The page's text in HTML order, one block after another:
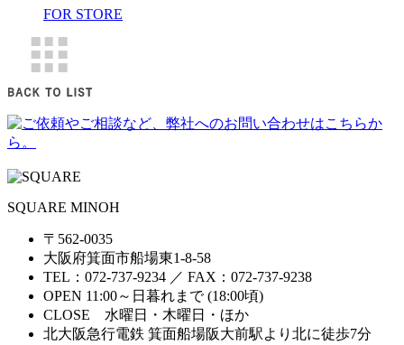
FOR STORE
SQUARE MINOH
〒562-0035
大阪府箕面市船場東1-8-58
TEL：072-737-9234 ／ FAX：072-737-9238
OPEN 11:00～日暮れまで (18:00頃)
CLOSE 水曜日・木曜日・ほか
北大阪急行電鉄 箕面船場阪大前駅より北に徒歩7分